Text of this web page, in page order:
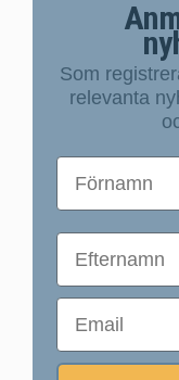
Som
relevanta
First Name
First Name
Email